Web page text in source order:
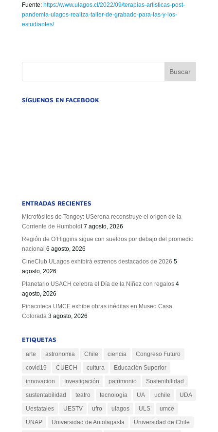
Fuente: https://www.ulagos.cl/2022/09/terapias-artisticas-post-
pandemia-ulagos-realiza-taller-de-grabado-para-las-y-los-
estudiantes/
SÍGUENOS EN FACEBOOK
ENTRADAS RECIENTES
Microfósiles de Tongoy: USerena reconstruye el origen de la
Corriente de Humboldt 7 agosto, 2026
Región de O’Higgins sigue con sueldos por debajo del promedio
nacional 6 agosto, 2026
CineClub ULagos exhibirá estrenos destacados de 2026 5
agosto, 2026
Planetario USACH celebra el Día de la Niñez con regalos 4
agosto, 2026
Pinacoteca UMCE exhibe obras inéditas en Museo Casa
Colorada 3 agosto, 2026
ETIQUETAS
arte astronomia Chile ciencia
Congreso Futuro
covid19
CUECH cultura
Educación Superior
innovacion
Investigación patrimonio
Sostenibilidad
sustentabilidad
teatro tecnologia UA uchile
UDA
Uestatales
UESTV ufro ulagos ULS
umce
UNAP
Universidad de Antofagasta
Universidad de Chile